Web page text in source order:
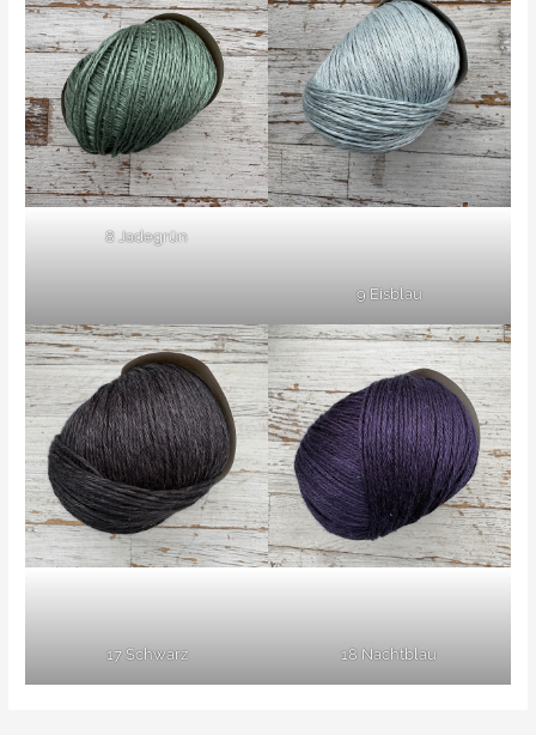
8 Jadegrün
9 Eisblau
17 Schwarz 18 Nachtblau